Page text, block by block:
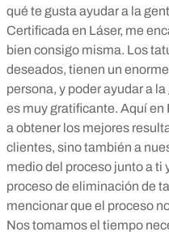
qué te gusta ayudar a la
Certificada en Láser, me
bien consigo misma. Los
deseados, tienen un
persona, y poder ayudar a
es muy gratificante. Aquí en
a obtener los mejores
clientes, sino también a
medio del proceso junto a ti
proceso de eliminación de
mencionar que el proceso
Nos tomamos el tiempo